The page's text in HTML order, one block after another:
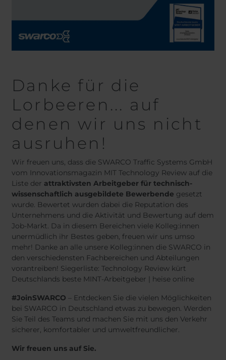
Czech Republic
France
Greece
Moldavia
Norway
Switzerland
Turkey
Kosovo
United States of
America
Other Europe
Rest of the
world
Danke für die
Lorbeeren... auf
denen wir uns nicht
ausruhen!
Wir freuen uns, dass die SWARCO Traffic Systems GmbH
vom Innovationsmagazin MIT Technology Review auf die
Liste der attraktivsten Arbeitgeber für technisch-
wissenschaftlich ausgebildete Bewerbende gesetzt
wurde. Bewertet wurden dabei die Reputation des
Unternehmens und die Aktivität und Bewertung auf dem
Job-Markt. Da in diesem Bereichen viele Kolleg:innen
unermüdlich ihr Bestes geben, freuen wir uns umso
mehr! Danke an alle unsere Kolleg:innen die SWARCO in
den verschiedensten Fachbereichen und Abteilungen
vorantreiben! Siegerliste: Technology Review kürt
Deutschlands beste MINT-Arbeitgeber | heise online
#JoinSWARCO – Entdecken Sie die vielen Möglichkeiten
bei SWARCO in Deutschland etwas zu bewegen. Werden
Sie Teil des Teams und machen Sie mit uns den Verkehr
sicherer, komfortabler und umweltfreundlicher.
Wir freuen uns auf Sie.